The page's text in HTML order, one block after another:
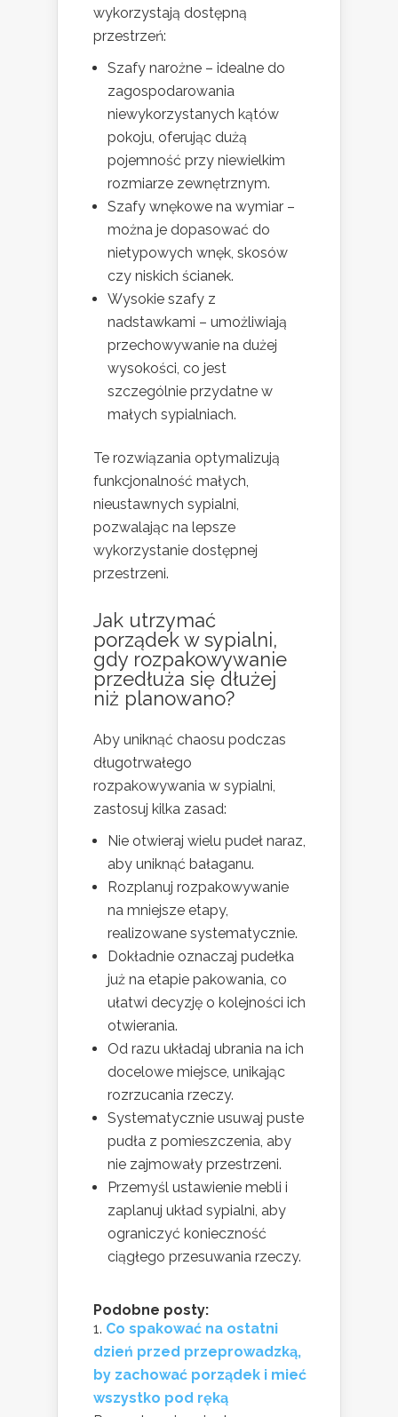
wykorzystają dostępną
przestrzeń:
Szafy narożne – idealne do
zagospodarowania
niewykorzystanych kątów
pokoju, oferując dużą
pojemność przy niewielkim
rozmiarze zewnętrznym.
Szafy wnękowe na wymiar –
można je dopasować do
nietypowych wnęk, skosów
czy niskich ścianek.
Wysokie szafy z
nadstawkami – umożliwiają
przechowywanie na dużej
wysokości, co jest
szczególnie przydatne w
małych sypialniach.
Te rozwiązania optymalizują
funkcjonalność małych,
nieustawnych sypialni,
pozwalając na lepsze
wykorzystanie dostępnej
przestrzeni.
Jak utrzymać
porządek w sypialni,
gdy rozpakowywanie
przedłuża się dłużej
niż planowano?
Aby uniknąć chaosu podczas
długotrwałego
rozpakowywania w sypialni,
zastosuj kilka zasad:
Nie otwieraj wielu pudeł naraz,
aby uniknąć bałaganu.
Rozplanuj rozpakowywanie
na mniejsze etapy,
realizowane systematycznie.
Dokładnie oznaczaj pudełka
już na etapie pakowania, co
ułatwi decyzję o kolejności ich
otwierania.
Od razu układaj ubrania na ich
docelowe miejsce, unikając
rozrzucania rzeczy.
Systematycznie usuwaj puste
pudła z pomieszczenia, aby
nie zajmowały przestrzeni.
Przemyśl ustawienie mebli i
zaplanuj układ sypialni, aby
ograniczyć konieczność
ciągłego przesuwania rzeczy.
Podobne posty:
Co spakować na ostatni
dzień przed przeprowadzką,
by zachować porządek i mieć
wszystko pod ręką